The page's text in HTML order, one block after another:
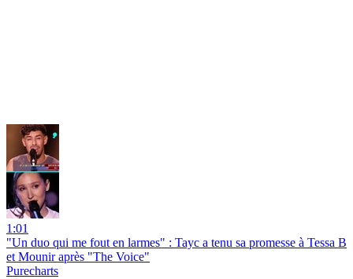
1:01
"Un duo qui me fout en larmes" : Tayc a tenu sa promesse à Tessa B
et Mounir après "The Voice"
Purecharts